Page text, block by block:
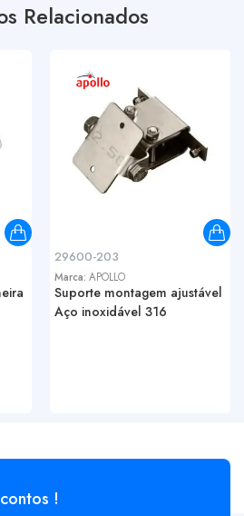
Relacionados
29600-203
Marca: APOLLO
Suporte montagem ajustável
Aço inoxidável 316
!